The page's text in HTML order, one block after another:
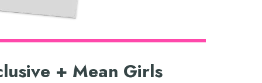
+ Mean Girls